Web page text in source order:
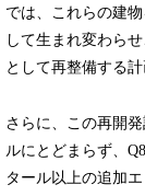
では、これらの建
して生まれ変わら
として再整備する
さらに、この再開
ルにとどまらず、
タール以上の追加